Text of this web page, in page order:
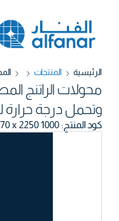
الرئيسية المنتجات
وتحمل درجة حرارة لغاية 80 كلفن
كود المنتج:
1000 kVA - 1910 x 970 x 2250